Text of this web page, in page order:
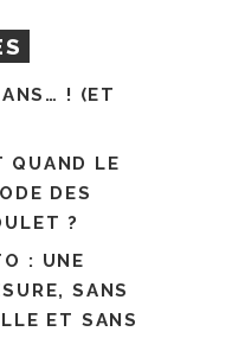
! (ET
QUAND LE
DES
?
: UNE
SANS
ET SANS